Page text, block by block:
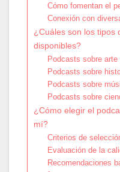
Cómo fomentan el
Conexión con
¿Cuáles son los tipos
disponibles?
Podcasts sobre arte
Podcasts sobre
Podcasts sobre
Podcasts sobre
¿Cómo elegir el
mí?
Criterios de
Evaluación de la
Recomendaciones